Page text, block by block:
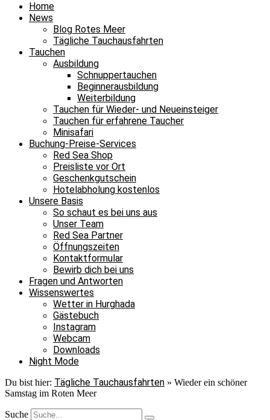
Home
News
Blog Rotes Meer
Tägliche Tauchausfahrten
Tauchen
Ausbildung
Schnuppertauchen
Beginnerausbildung
Weiterbildung
Tauchen für Wieder- und Neueinsteiger
Tauchen für erfahrene Taucher
Minisafari
Buchung-Preise-Services
Red Sea Shop
Preisliste vor Ort
Geschenkgutschein
Hotelabholung kostenlos
Unsere Basis
So schaut es bei uns aus
Unser Team
Red Sea Partner
Öffnungszeiten
Kontaktformular
Bewirb dich bei uns
Fragen und Antworten
Wissenswertes
Wetter in Hurghada
Gästebuch
Instagram
Webcam
Downloads
Night Mode
Du bist hier: Tägliche Tauchausfahrten » Wieder ein schöner
Samstag im Roten Meer
Suche